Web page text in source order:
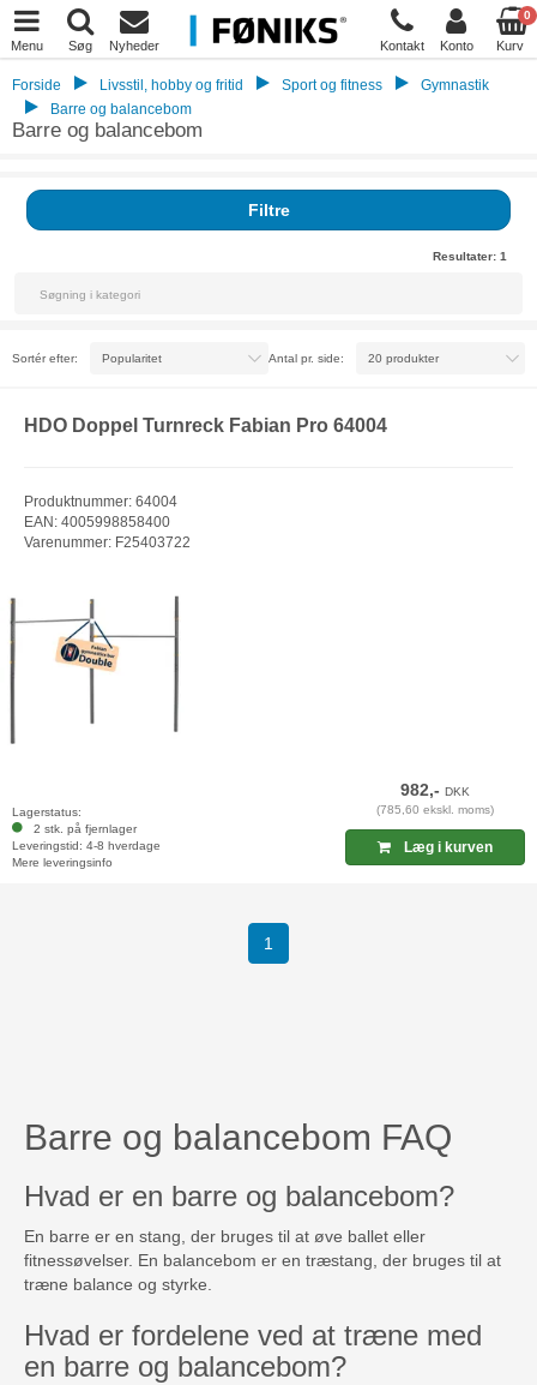
Menu Søg Nyheder Kontakt Konto
0
Kurv
Forside Livsstil, hobby og fritid Sport og fitness
Gymnastik
Barre og balancebom
Barre og balancebom
Filtre
Resultater: 1
Sortér efter: Antal pr. side:
HDO Doppel Turnreck Fabian Pro 64004
Produktnummer: 64004
EAN: 4005998858400
Varenummer: F25403722
Lagerstatus:
2 stk. på fjernlager
Leveringstid: 4-8 hverdage
Mere leveringsinfo
982,-DKK
(785,60 ekskl. moms)
Læg i kurven
1
Barre og balancebom FAQ
Hvad er en barre og balancebom?
En barre er en stang, der bruges til at øve ballet eller
fitnessøvelser. En balancebom er en træstang, der bruges til at
træne balance og styrke.
Hvad er fordelene ved at træne med
en barre og balancebom?